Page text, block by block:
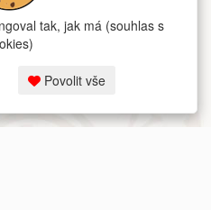
tak, jak má (souhlas s
Povolit vše